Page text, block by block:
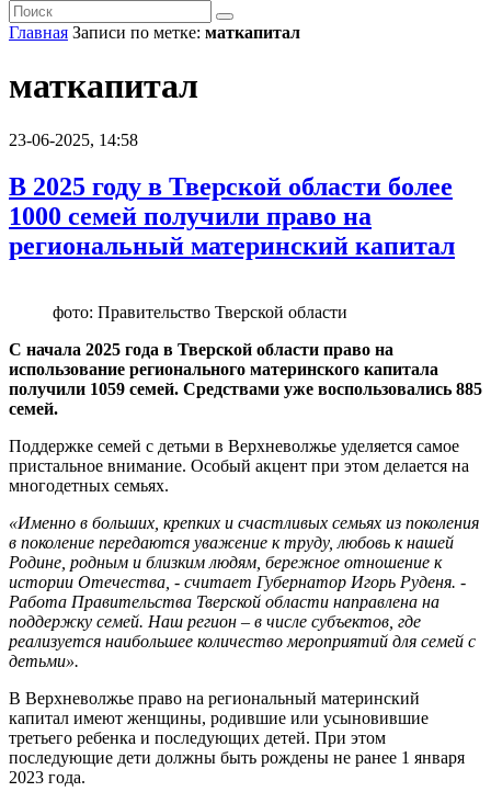
Главная Записи по метке: маткапитал
маткапитал
23-06-2025, 14:58
В 2025 году в Тверской области более
1000 семей получили право на
региональный материнский капитал
фото: Правительство Тверской области
С начала 2025 года в Тверской области право на
использование регионального материнского капитала
получили 1059 семей. Средствами уже воспользовались 885
семей.
Поддержке семей с детьми в Верхневолжье уделяется самое
пристальное внимание. Особый акцент при этом делается на
многодетных семьях.
«Именно в больших, крепких и счастливых семьях из поколения
в поколение передаются уважение к труду, любовь к нашей
Родине, родным и близким людям, бережное отношение к
истории Отечества, - считает Губернатор Игорь Руденя. -
Работа Правительства Тверской области направлена на
поддержку семей. Наш регион – в числе субъектов, где
реализуется наибольшее количество мероприятий для семей с
детьми».
В Верхневолжье право на региональный материнский
капитал имеют женщины, родившие или усыновившие
третьего ребенка и последующих детей. При этом
последующие дети должны быть рождены не ранее 1 января
2023 года.